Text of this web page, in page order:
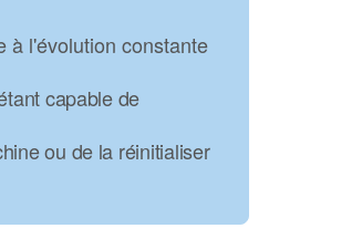
à l'évolution constante
capable de
ou de la réinitialiser